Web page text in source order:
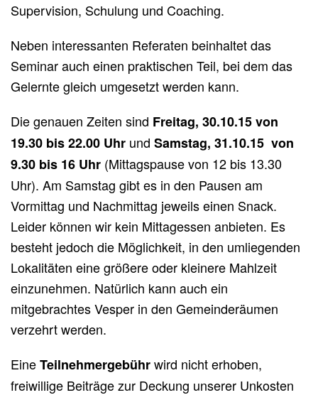
Supervision, Schulung und Coaching.
Neben interessanten Referaten beinhaltet das
Seminar auch einen praktischen Teil, bei dem das
Gelernte gleich umgesetzt werden kann.
Die genauen Zeiten sind Freitag, 30.10.15 von
19.30 bis 22.00 Uhr und Samstag, 31.10.15 von
9.30 bis 16 Uhr (Mittagspause von 12 bis 13.30
Uhr). Am Samstag gibt es in den Pausen am
Vormittag und Nachmittag jeweils einen Snack.
Leider können wir kein Mittagessen anbieten. Es
besteht jedoch die Möglichkeit, in den umliegenden
Lokalitäten eine größere oder kleinere Mahlzeit
einzunehmen. Natürlich kann auch ein
mitgebrachtes Vesper in den Gemeinderäumen
verzehrt werden.
EineTeilnehmergebührwird nicht erhoben,
freiwillige Beiträge zur Deckung unserer Unkosten